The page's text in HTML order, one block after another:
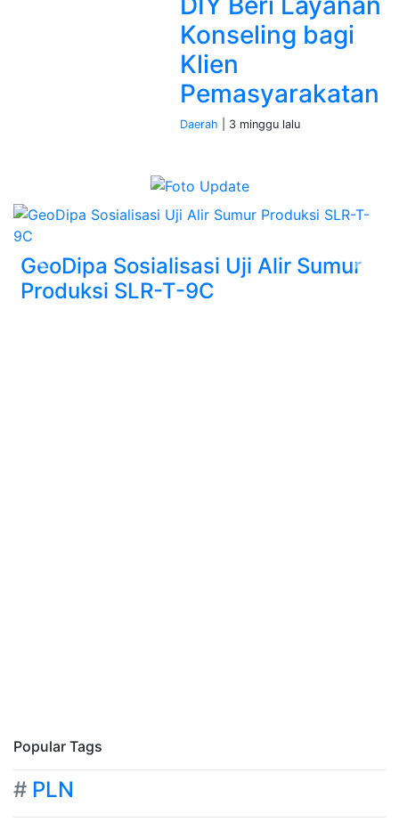
Konseling bagi
Klien
Pemasyarakatan
Daerah | 3 minggu lalu
GeoDipa Sosialisasi Uji Alir Sumur
Produksi SLR-T-9C
Previous Next
Popular Tags
# PLN